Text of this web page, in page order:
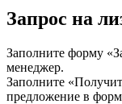
Запрос на
Заполните форму
менеджер.
Заполните
предложение в